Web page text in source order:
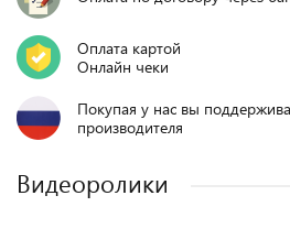
Оплата картой
Онлайн чеки
Покупая у нас вы
производителя
Видеоролики